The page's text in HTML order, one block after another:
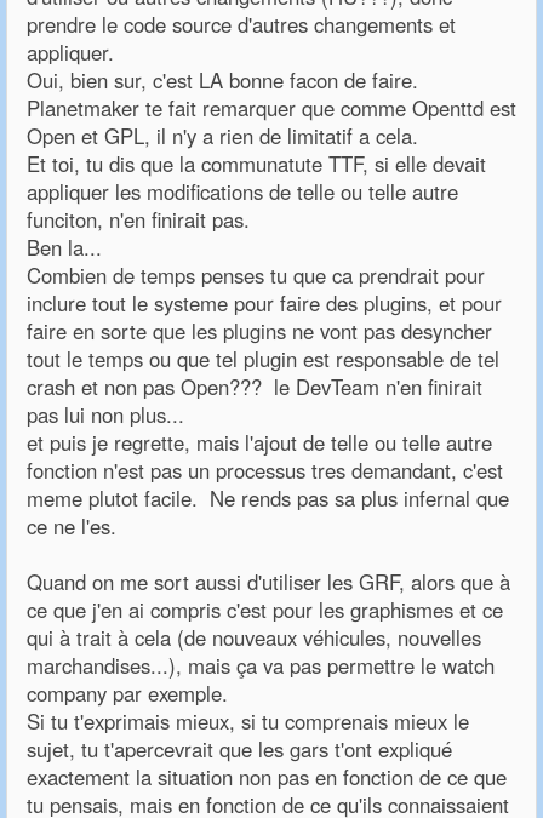
prendre le code source d'autres changements et
appliquer.
Oui, bien sur, c'est LA bonne facon de faire.
Planetmaker te fait remarquer que comme Openttd est
Open et GPL, il n'y a rien de limitatif a cela.
Et toi, tu dis que la communatute TTF, si elle devait
appliquer les modifications de telle ou telle autre
funciton, n'en finirait pas.
Ben la...
Combien de temps penses tu que ca prendrait pour
inclure tout le systeme pour faire des plugins, et pour
faire en sorte que les plugins ne vont pas desyncher
tout le temps ou que tel plugin est responsable de tel
crash et non pas Open??? le DevTeam n'en finirait
pas lui non plus...
et puis je regrette, mais l'ajout de telle ou telle autre
fonction n'est pas un processus tres demandant, c'est
meme plutot facile. Ne rends pas sa plus infernal que
ce ne l'es.
Quand on me sort aussi d'utiliser les GRF, alors que à
ce que j'en ai compris c'est pour les graphismes et ce
qui à trait à cela (de nouveaux véhicules, nouvelles
marchandises...), mais ça va pas permettre le watch
company par exemple.
Si tu t'exprimais mieux, si tu comprenais mieux le
sujet, tu t'apercevrait que les gars t'ont expliqué
exactement la situation non pas en fonction de ce que
tu pensais, mais en fonction de ce qu'ils connaissaient